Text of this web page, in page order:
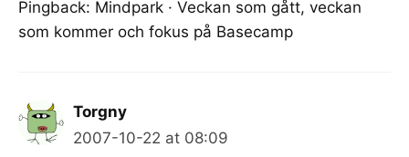
Pingback: Mindpark · Veckan som gått, veckan
som kommer och fokus på Basecamp
Torgny
2007-10-22 at 08:09